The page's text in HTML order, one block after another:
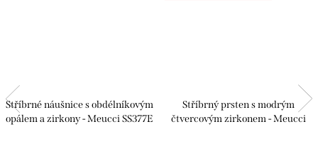
Stříbrné náušnice s obdélníkovým
opálem a zirkony - Meucci SS377E
Stříbrný prsten s modrým
čtvercovým zirkonem - Meucci